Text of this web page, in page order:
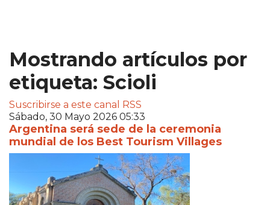
Mostrando artículos por
etiqueta: Scioli
Suscribirse a este canal RSS
Sábado, 30 Mayo 2026 05:33
Argentina será sede de la ceremonia
mundial de los Best Tourism Villages